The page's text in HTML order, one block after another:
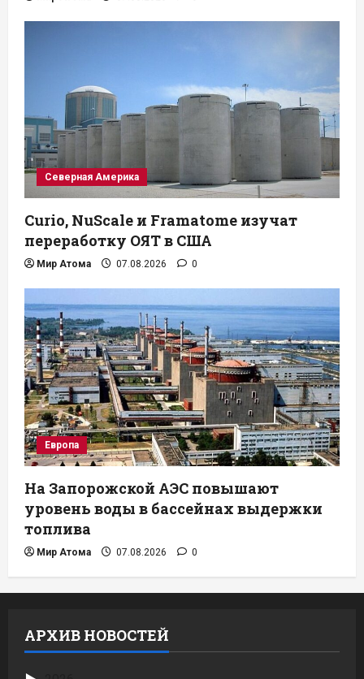
Северная Америка
Curio, NuScale и Framatome изучат
переработку ОЯТ в США
Мир Атома 07.08.2026 0
Европа
На Запорожской АЭС повышают
уровень воды в бассейнах выдержки
топлива
Мир Атома 07.08.2026 0
АРХИВ НОВОСТЕЙ